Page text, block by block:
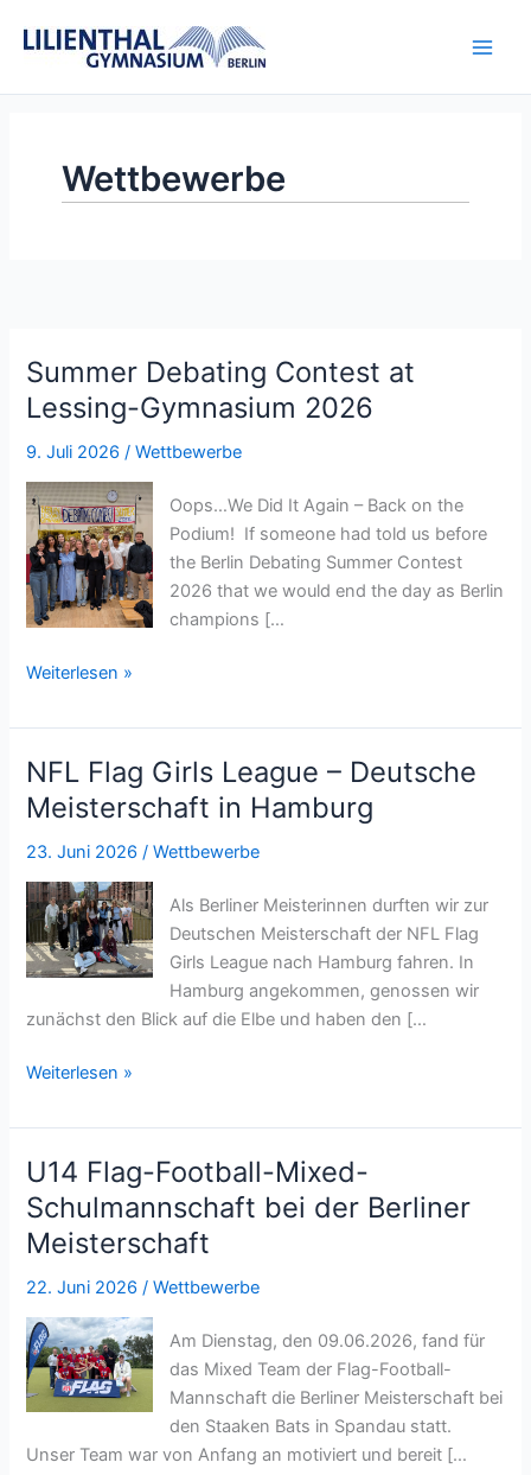
Inhalt
Wettbewerbe
Summer Debating Contest at
Lessing-Gymnasium 2026
9. Juli 2026/Wettbewerbe
Oops…We Did It Again – Back on the
Podium! If someone had told us before
the Berlin Debating Summer Contest
2026 that we would end the day as Berlin
champions […
Summer
Contest
at
Lessing-
Gymnasium
2026
Weiterlesen »
NFL Flag Girls League – Deutsche
Meisterschaft in Hamburg
23. Juni 2026/Wettbewerbe
Als Berliner Meisterinnen durften wir zur
Deutschen Meisterschaft der NFL Flag
Girls League nach Hamburg fahren. In
Hamburg angekommen, genossen wir
zunächst den Blick auf die Elbe und haben den […
NFL
Girls
League
–
Deutsche
Meisterschaft
Hamburg
Weiterlesen »
U14 Flag-Football-Mixed-
Schulmannschaft bei der Berliner
Meisterschaft
22. Juni 2026/Wettbewerbe
Am Dienstag, den 09.06.2026, fand für
das Mixed Team der Flag-Football-
Mannschaft die Berliner Meisterschaft bei
den Staaken Bats in Spandau statt.
Unser Team war von Anfang an motiviert und bereit […